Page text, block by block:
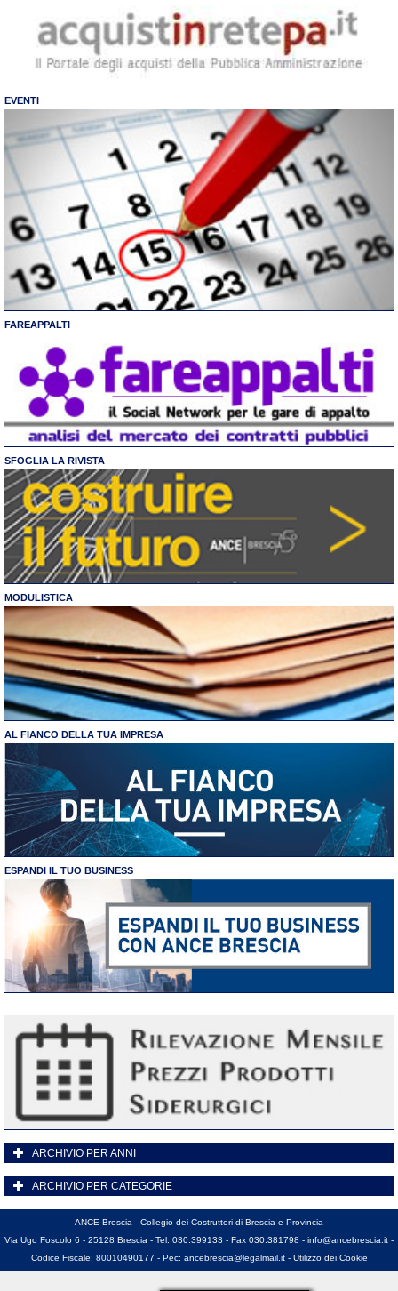
EVENTI
FAREAPPALTI
SFOGLIA LA RIVISTA
MODULISTICA
AL FIANCO DELLA TUA IMPRESA
ESPANDI IL TUO BUSINESS
ARCHIVIO PER ANNI
ARCHIVIO PER CATEGORIE
ANCE Brescia - Collegio dei Costruttori di Brescia e Provincia
Via Ugo Foscolo 6 - 25128 Brescia - Tel. 030.399133 - Fax 030.381798 - info@ancebrescia.it -
Codice Fiscale: 80010490177 - Pec: ancebrescia@legalmail.it- Utilizzo dei Cookie